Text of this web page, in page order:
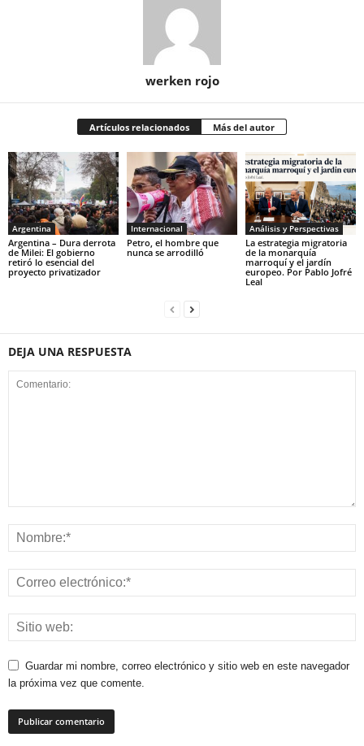
werken rojo
Artículos relacionados Más del autor
Argentina
Argentina – Dura derrota
de Milei: El gobierno
retiró lo esencial del
proyecto privatizador
Internacional
Petro, el hombre que
nunca se arrodilló
Análisis y Perspectivas
La estrategia migratoria
de la monarquía
marroquí y el jardín
europeo. Por Pablo Jofré
Leal
DEJA UNA RESPUESTA
Guardar mi nombre, correo electrónico y sitio web en este navegador
la próxima vez que comente.